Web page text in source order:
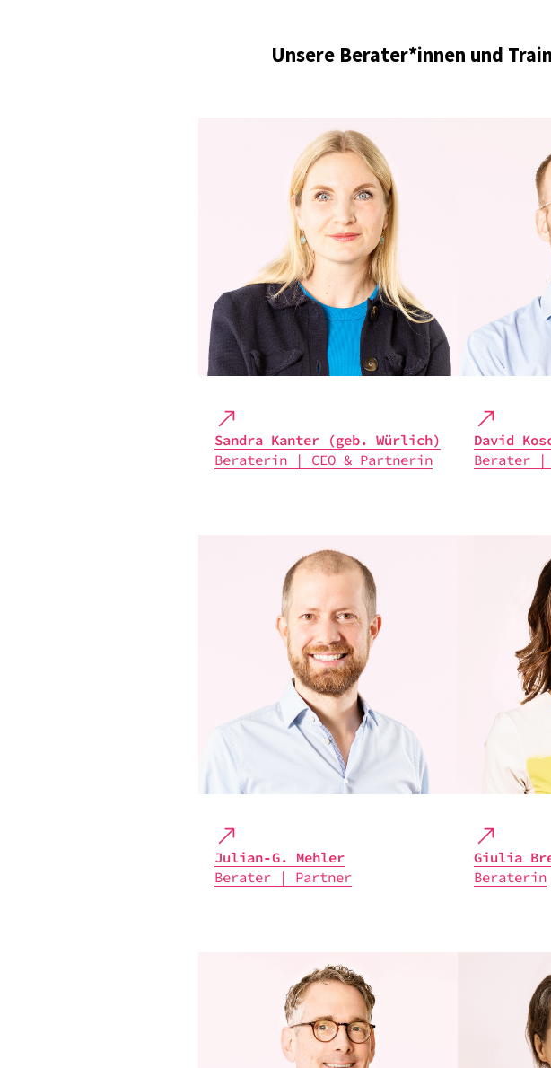
Unsere Berater*innen und
Sandra Kanter (geb. Würlich)
Bera­te­rin | CEO & Part­ne­rin
David
Bera­ter |
Julian‑G. Mehler
Bera­ter | Part­ner
Giulia
Bera­te­rin